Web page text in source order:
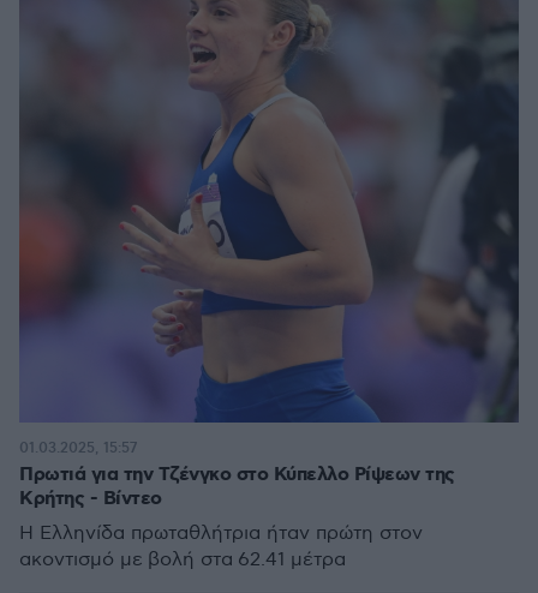
Πρωτιά για την Τζένγκο στο Κύπελλο Ρίψεων της
Κρήτης - Βίντεο
Η Ελληνίδα πρωταθλήτρια ήταν πρώτη στον
ακοντισμό με βολή στα 62.41 μέτρα
01.03.2025, 15:57